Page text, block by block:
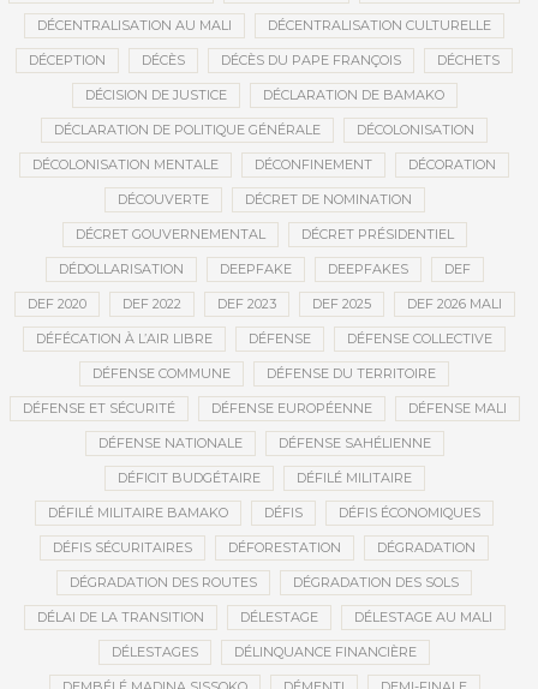
DÉCENTRALISATION AU MALI DÉCENTRALISATION CULTURELLE
DÉCEPTION DÉCÈS DÉCÈS DU PAPE FRANÇOIS DÉCHETS
DÉCISION DE JUSTICE DÉCLARATION DE BAMAKO
DÉCLARATION DE POLITIQUE GÉNÉRALE DÉCOLONISATION
DÉCOLONISATION MENTALE DÉCONFINEMENT DÉCORATION
DÉCOUVERTE DÉCRET DE NOMINATION
DÉCRET GOUVERNEMENTAL DÉCRET PRÉSIDENTIEL
DÉDOLLARISATION DEEPFAKE DEEPFAKES DEF
DEF 2020 DEF 2022 DEF 2023 DEF 2025 DEF 2026 MALI
DÉFÉCATION À L’AIR LIBRE DÉFENSE DÉFENSE COLLECTIVE
DÉFENSE COMMUNE DÉFENSE DU TERRITOIRE
DÉFENSE ET SÉCURITÉ DÉFENSE EUROPÉENNE DÉFENSE MALI
DÉFENSE NATIONALE DÉFENSE SAHÉLIENNE
DÉFICIT BUDGÉTAIRE DÉFILÉ MILITAIRE
DÉFILÉ MILITAIRE BAMAKO DÉFIS DÉFIS ÉCONOMIQUES
DÉFIS SÉCURITAIRES DÉFORESTATION DÉGRADATION
DÉGRADATION DES ROUTES DÉGRADATION DES SOLS
DÉLAI DE LA TRANSITION DÉLESTAGE DÉLESTAGE AU MALI
DÉLESTAGES DÉLINQUANCE FINANCIÈRE